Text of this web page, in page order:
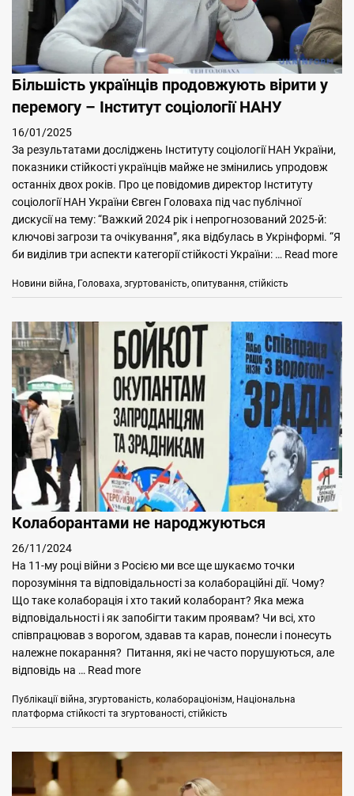
Більшість українців продовжують вірити у
перемогу – Інститут соціології НАНУ
16/01/2025
За результатами досліджень Інституту соціології НАН України,
показники стійкості українців майже не змінились упродовж
останніх двох років. Про це повідомив директор Інституту
соціології НАН України Євген Головаха під час публічної
дискусії на тему: “Важкий 2024 рік і непрогнозований 2025-й:
ключові загрози та очікування”, яка відбулась в Укрінформі. “Я
би виділив три аспекти категорії стійкості України: … Read more
Categories
Новини Tags
війна, Головаха, згуртованість, опитування, стійкість
Колаборантами не народжуються
26/11/2024
На 11-му році війни з Росією ми все ще шукаємо точки
порозуміння та відповідальності за колабораційні дії. Чому?
Що таке колаборація і хто такий колаборант? Яка межа
відповідальності і як запобігти таким проявам? Чи всі, хто
співпрацював з ворогом, здавав та карав, понесли і понесуть
належне покарання? Питання, які не часто порушуються, але
відповідь на … Read more
Categories
Публікації Tags
війна, згуртованість, колабораціонізм, Національна
платформа стійкості та згуртованості, стійкість